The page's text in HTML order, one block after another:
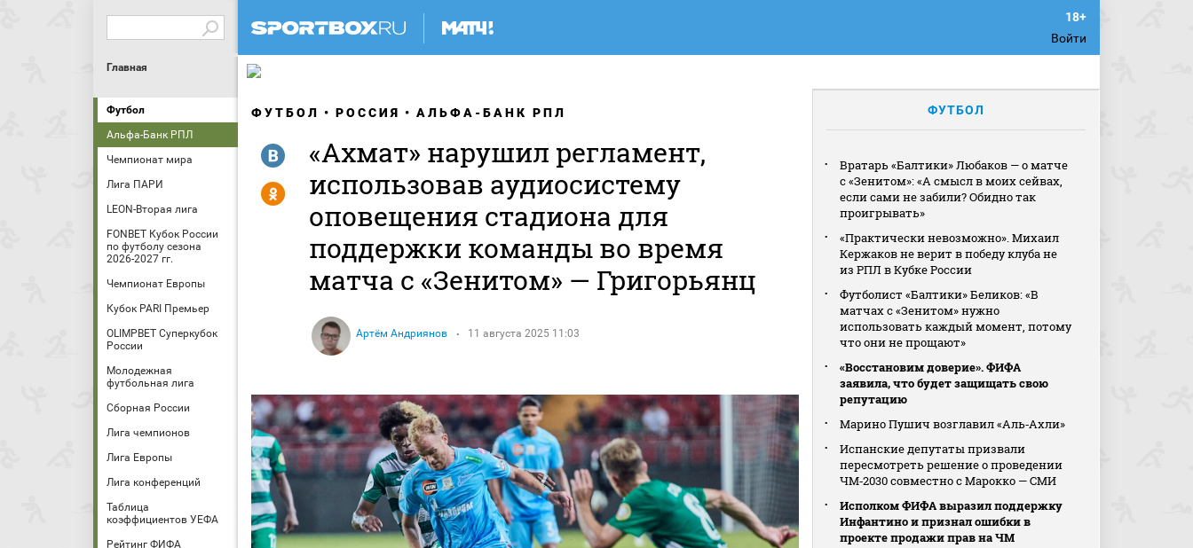
Войти
Главная
Футбол
Альфа-Банк РПЛ
Чемпионат мира
Лига ПАРИ
LEON-Вторая лига
FONBET Кубок России
по футболу сезона
2026-2027 гг.
Чемпионат Европы
Кубок PARI Премьер
OLIMPBET Суперкубок
России
Молодежная
футбольная лига
Сборная России
Лига чемпионов
Лига Европы
Лига конференций
Таблица
коэффициентов УЕФА
Рейтинг ФИФА
ФУТБОЛ РОССИЯ АЛЬФА-БАНК РПЛ
«Ахмат» нарушил регламент,
использовав аудиосистему
оповещения стадиона для
поддержки команды во время
матча с «Зенитом» — Григорьянц
Артём Андриянов 11 августа 2025 11:03
R
Y
ФУТБОЛ
Вратарь «Балтики» Любаков — о матче
с «Зенитом»: «А смысл в моих сейвах,
если сами не забили? Обидно так
проигрывать»
«Практически невозможно». Михаил
Кержаков не верит в победу клуба не
из РПЛ в Кубке России
Футболист «Балтики» Беликов: «В
матчах с «Зенитом» нужно
использовать каждый момент, потому
что они не прощают»
«Восстановим доверие». ФИФА
заявила, что будет защищать свою
репутацию
Марино Пушич возглавил «Аль‑Ахли»
Испанские депутаты призвали
пересмотреть решение о проведении
ЧМ‑2030 совместно с Марокко — СМИ
Исполком ФИФА выразил поддержку
Инфантино и признал ошибки в
проекте продажи прав на ЧМ